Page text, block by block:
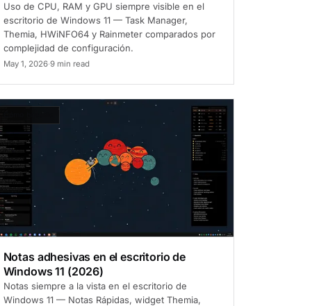
Uso de CPU, RAM y GPU siempre visible en el
escritorio de Windows 11 — Task Manager,
Themia, HWiNFO64 y Rainmeter comparados por
complejidad de configuración.
May 1, 2026·9 min read
Notas adhesivas en el escritorio de
Windows 11 (2026)
Notas siempre a la vista en el escritorio de
Windows 11 — Notas Rápidas, widget Themia,